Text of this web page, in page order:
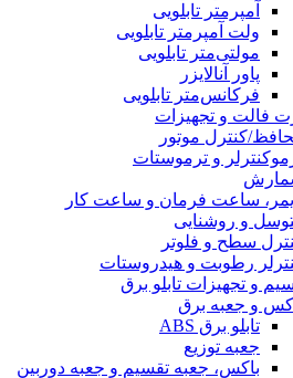
آمپرمتر تابلویی
ولت آمپرمتر تابلویی
مولتی‌متر تابلویی
پاور آنالایزر
فرکانس‌متر تابلویی
فالت و تجهیزات
کنترل موتور
و ترموستات
ساعت فرمان و ساعت کار
و روشنایی
سطح و فلوتر
رطوبت و هیدروستات
و تجهیزات تابلو برق
و جعبه برق
تابلو برق ABS
جعبه توزیع
باکس، جعبه تقسیم و جعبه دوربین